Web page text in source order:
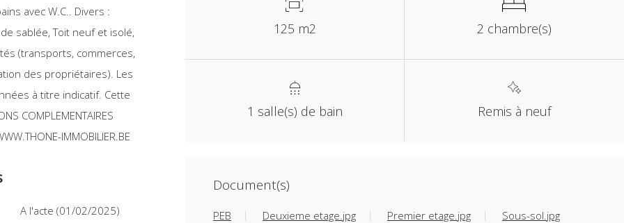
avec W.C.. Divers :
sablée, Toit neuf et isolé,
(transports, commerces,
des propriétaires). Les
à titre indicatif. Cette
COMPLEMENTAIRES
IMMOBILIER.BE
A l'acte (01/02/2025)
125 m2 2 chambre(s)
1 salle(s) de bain Remis à neuf
Document(s)
PEB Deuxieme etage.jpg Premier etage.jpg Sous-sol.jpg